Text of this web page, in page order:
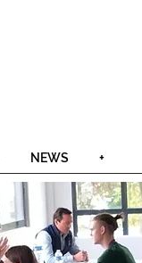
NEWS +